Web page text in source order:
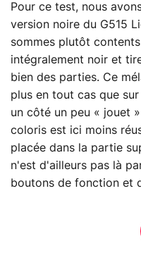
Pour ce test, nous
version noire du G515
sommes plutôt
intégralement noir et
bien des parties. Ce
plus en tout cas que
un côté un peu « jouet
coloris est ici moins
placée dans la partie
n'est d'ailleurs pas là
boutons de fonction et